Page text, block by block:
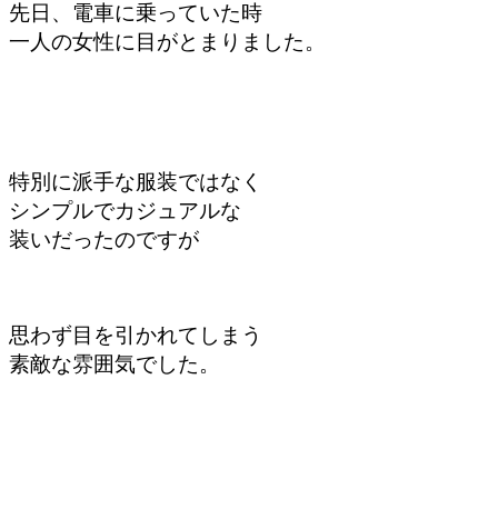
先日、電車に乗っていた時
一人の女性に目がとまりました。
特別に派手な服装ではなく
シンプルでカジュアルな
装いだったのですが
思わず目を引かれてしまう
素敵な雰囲気でした。